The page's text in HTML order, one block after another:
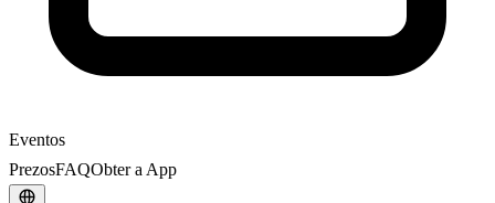
Eventos
PrezosFAQObter a App